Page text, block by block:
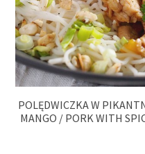
POLĘDWICZKA W
MANGO / PORK WITH